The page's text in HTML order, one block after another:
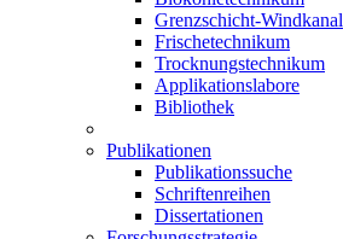
Grenzschicht-Windkanal
Frischetechnikum
Trocknungstechnikum
Applikationslabore
Bibliothek
Publikationen
Publikationssuche
Schriftenreihen
Dissertationen